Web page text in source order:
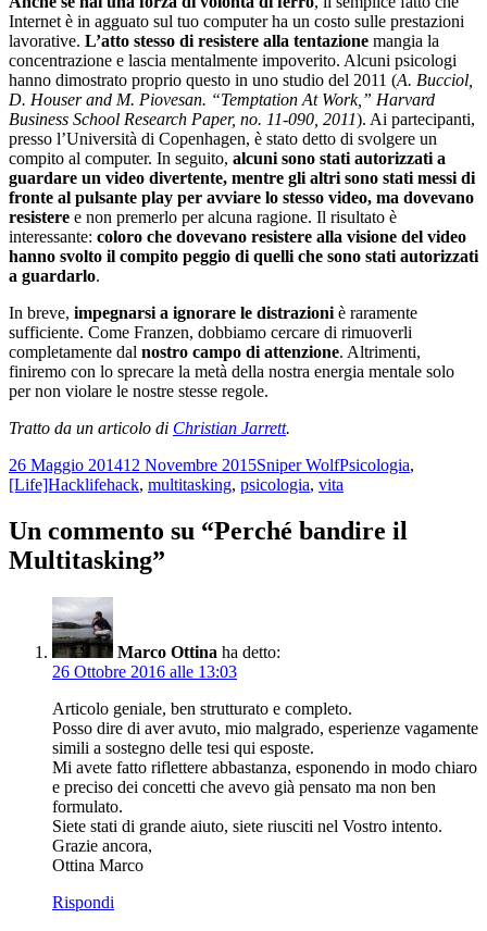
Internet è in agguato sul tuo computer ha un costo sulle prestazioni
lavorative. L’atto stesso di resistere alla tentazione mangia la
concentrazione e lascia mentalmente impoverito. Alcuni psicologi
hanno dimostrato proprio questo in uno studio del 2011 (A. Bucciol,
D. Houser and M. Piovesan. “Temptation At Work,” Harvard
Business School Research Paper, no. 11-090, 2011). Ai partecipanti,
presso l’Università di Copenhagen, è stato detto di svolgere un
compito al computer. In seguito, alcuni sono stati autorizzati a
guardare un video divertente, mentre gli altri sono stati messi di
fronte al pulsante play per avviare lo stesso video, ma dovevano
resistere e non premerlo per alcuna ragione. Il risultato è
interessante: coloro che dovevano resistere alla visione del video
hanno svolto il compito peggio di quelli che sono stati autorizzati
a guardarlo.
In breve, impegnarsi a ignorare le distrazioni è raramente
sufficiente. Come Franzen, dobbiamo cercare di rimuoverli
completamente dal nostro campo di attenzione. Altrimenti,
finiremo con lo sprecare la metà della nostra energia mentale solo
per non violare le nostre stesse regole.
Tratto da un articolo di Christian Jarrett.
Scritto
il
26 Maggio 201412 Novembre 2015Autore
Sniper WolfCategorie
Psicologia,
[Life]HackTag
lifehack, multitasking, psicologia, vita
Un commento su “Perché bandire il
Multitasking”
Marco Ottina ha detto:
26 Ottobre 2016 alle 13:03
Articolo geniale, ben strutturato e completo.
Posso dire di aver avuto, mio malgrado, esperienze vagamente
simili a sostegno delle tesi qui esposte.
Mi avete fatto riflettere abbastanza, esponendo in modo chiaro
e preciso dei concetti che avevo già pensato ma non ben
formulato.
Siete stati di grande aiuto, siete riusciti nel Vostro intento.
Grazie ancora,
Ottina Marco
Rispondi